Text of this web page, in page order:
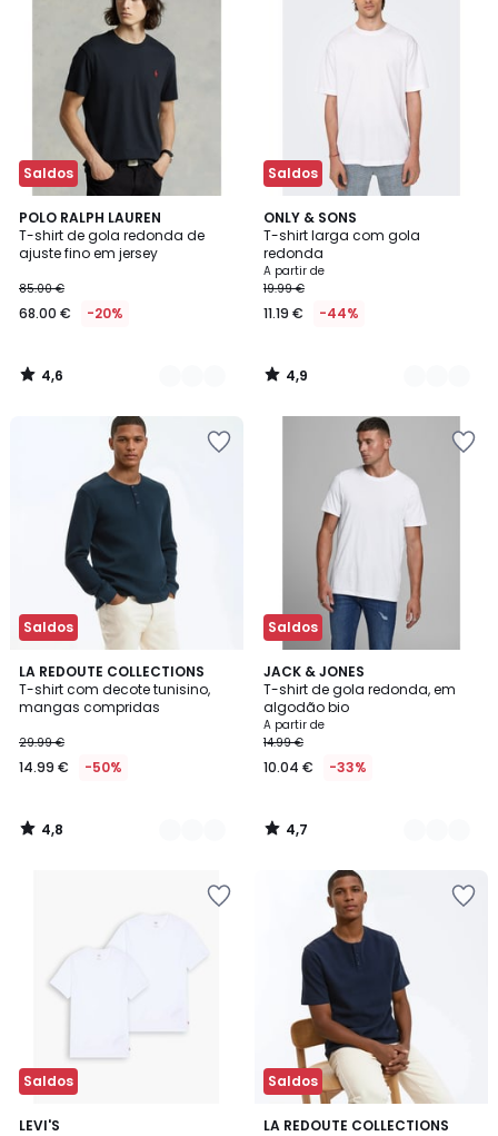
Saldos
POLO RALPH LAUREN
T-shirt de gola redonda de
ajuste fino em jersey
85.00 €
68.00 € -20%
4,6
/ 5
4
Cores
4,6
/
Saldos
ONLY & SONS
T-shirt larga com gola
redonda
A partir de
19.99 €
11.19 € -44%
4,9
/ 5
5
Cores
4,9
/
Saldos
LA REDOUTE COLLECTIONS
T-shirt com decote tunisino,
mangas compridas
29.99 €
14.99 € -50%
4,8
/ 5
2
Cores
4,8
/
Saldos
JACK & JONES
T-shirt de gola redonda, em
algodão bio
A partir de
14.99 €
10.04 € -33%
4,7
/ 5
6
Cores
4,7
/
Saldos
LEVI'S
4,3
4
Saldos
LA REDOUTE COLLECTIONS
4,8
2